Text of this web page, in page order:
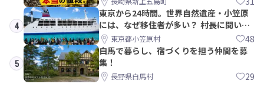
4
東京から24時間。世界自然遺産・小笠原
には、なぜ移住者が多い？ 村長に聞いて
みた東京都小笠原村 48
5
白馬で暮らし、宿づくりを担う仲間を募
集！
長野県白馬村 29